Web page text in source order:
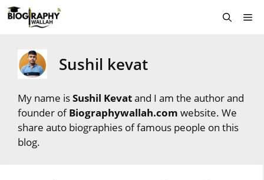
Skip
to
Sushil kevat
My name isSushil Kevatand I am the author and
founder ofBiographywallah.com website. We
share auto biographies of famous people on this
blog.